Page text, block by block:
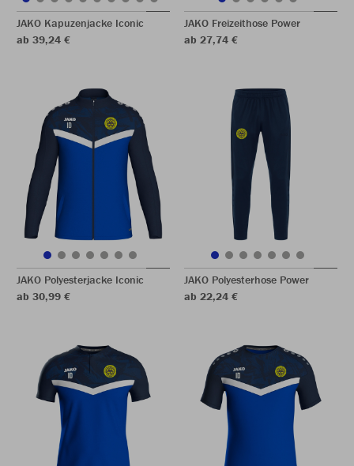
JAKO Kapuzenjacke Iconic
ab 39,24 €
JAKO Freizeithose Power
ab 27,74 €
JAKO Polyesterjacke Iconic
ab 30,99 €
JAKO Polyesterhose Power
ab 22,24 €